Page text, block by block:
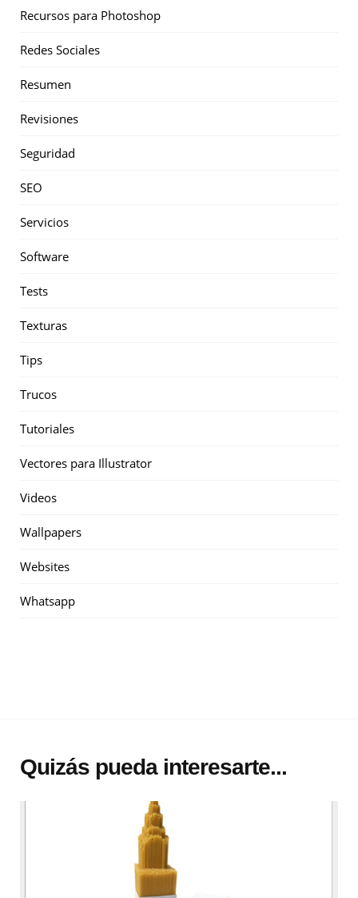
Recursos para Photoshop
Redes Sociales
Resumen
Revisiones
Seguridad
SEO
Servicios
Software
Tests
Texturas
Tips
Trucos
Tutoriales
Vectores para Illustrator
Videos
Wallpapers
Websites
Whatsapp
Quizás pueda interesarte...